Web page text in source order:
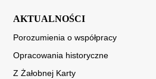
AKTUALNOŚCI
Porozumienia o współpracy
Opracowania historyczne
Z Żałobnej Karty